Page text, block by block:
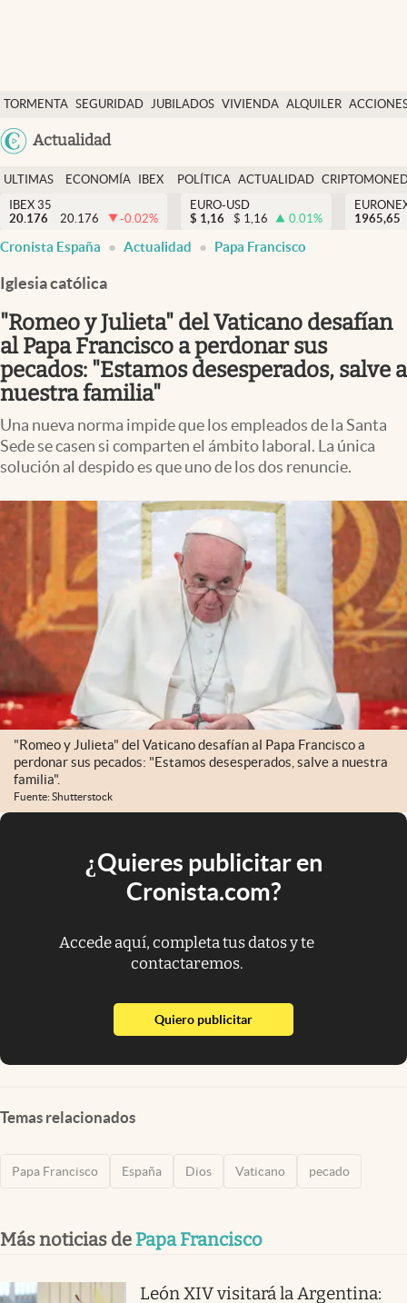
TORMENTA SEGURIDAD JUBILADOS VIVIENDA ALQUILER
USA
Actualidad
Economía y finanzas
Política
Actualidad
Criptomonedas
España
ULTIMAS
NOTICIAS
ECONOMÍA
FINANZAS
IBEX
EURO
POLÍTICA ACTUALIDAD
IBEX 35
20.176
20.176 -0.02%
EURO-USD
$ 1,16 $ 1,16 0.01%
1965,65
Cronista España Actualidad Papa Francisco
Iglesia católica
"Romeo y Julieta" del Vaticano desafían
al Papa Francisco a perdonar sus
pecados: "Estamos desesperados, salve a
nuestra familia"
Una nueva norma impide que los empleados de la Santa
Sede se casen si comparten el ámbito laboral. La única
solución al despido es que uno de los dos renuncie.
"Romeo y Julieta" del Vaticano desafían al Papa Francisco a
perdonar sus pecados: "Estamos desesperados, salve a nuestra
familia".
Fuente: Shutterstock
¿Quieres publicitar en
Cronista.com?
Accede aquí, completa tus datos y te
contactaremos.
Quiero publicitarabre en nueva pestaña
Temas relacionados
Papa Francisco España Dios Vaticano pecado
Más noticias de Papa Francisco
León XIV visitará la Argentina: